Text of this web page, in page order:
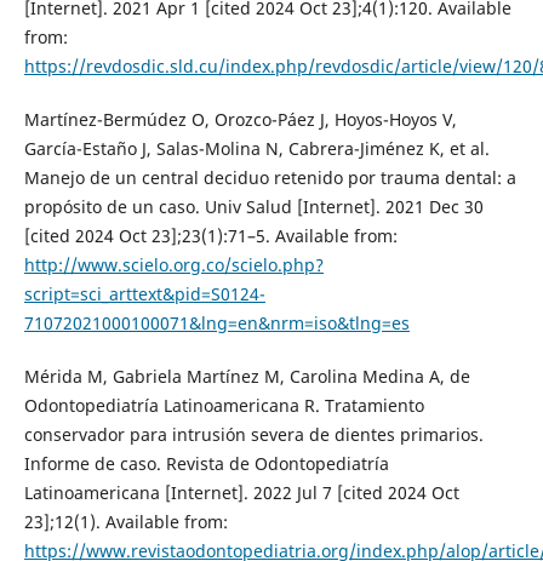
[Internet]. 2021 Apr 1 [cited 2024 Oct 23];4(1):120. Available
from:
https://revdosdic.sld.cu/index.php/revdosdic/article/view/120/
Martínez-Bermúdez O, Orozco-Páez J, Hoyos-Hoyos V,
García-Estaño J, Salas-Molina N, Cabrera-Jiménez K, et al.
Manejo de un central deciduo retenido por trauma dental: a
propósito de un caso. Univ Salud [Internet]. 2021 Dec 30
[cited 2024 Oct 23];23(1):71–5. Available from:
http://www.scielo.org.co/scielo.php?
script=sci_arttext&pid=S0124-
71072021000100071&lng=en&nrm=iso&tlng=es
Mérida M, Gabriela Martínez M, Carolina Medina A, de
Odontopediatría Latinoamericana R. Tratamiento
conservador para intrusión severa de dientes primarios.
Informe de caso. Revista de Odontopediatría
Latinoamericana [Internet]. 2022 Jul 7 [cited 2024 Oct
23];12(1). Available from:
https://www.revistaodontopediatria.org/index.php/alop/